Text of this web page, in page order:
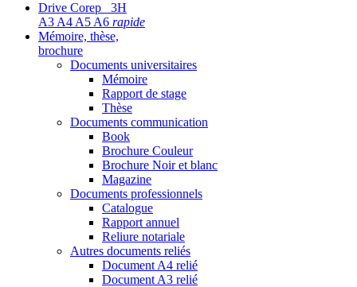
Drive Corep 3H
A3 A4 A5 A6 rapide
Mémoire, thèse,
brochure
Documents universitaires
Mémoire
Rapport de stage
Thèse
Documents communication
Book
Brochure Couleur
Brochure Noir et blanc
Magazine
Documents professionnels
Catalogue
Rapport annuel
Reliure notariale
Autres documents reliés
Document A4 relié
Document A3 relié